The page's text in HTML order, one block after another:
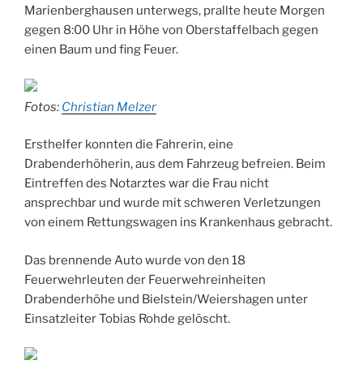
Marienberghausen unterwegs, prallte heute Morgen
gegen 8:00 Uhr in Höhe von Oberstaffelbach gegen
einen Baum und fing Feuer.
Fotos: Christian Melzer
Ersthelfer konnten die Fahrerin, eine
Drabenderhöherin, aus dem Fahrzeug befreien. Beim
Eintreffen des Notarztes war die Frau nicht
ansprechbar und wurde mit schweren Verletzungen
von einem Rettungswagen ins Krankenhaus gebracht.
Das brennende Auto wurde von den 18
Feuerwehrleuten der Feuerwehreinheiten
Drabenderhöhe und Bielstein/Weiershagen unter
Einsatzleiter Tobias Rohde gelöscht.